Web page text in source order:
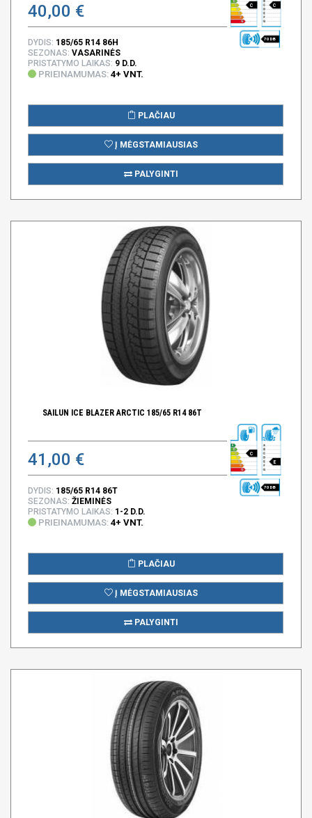
40,00 € C C
70 DB
DYDIS: 185/65 R14 86H
SEZONAS: VASARINĖS
PRISTATYMO LAIKAS: 9 D.D.
PRIEINAMUMAS: 4+ VNT.
PLAČIAU
Į MĖGSTAMIAUSIAS
PALYGINTI
SAILUN ICE BLAZER ARCTIC 185/65 R14 86T
41,00 €
C
E
70 DB
DYDIS: 185/65 R14 86T
SEZONAS: ŽIEMINĖS
PRISTATYMO LAIKAS: 1-2 D.D.
PRIEINAMUMAS: 4+ VNT.
PLAČIAU
Į MĖGSTAMIAUSIAS
PALYGINTI